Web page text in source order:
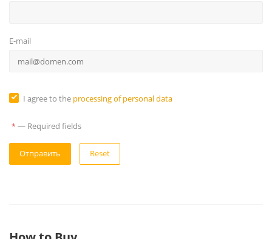
E-mail
I agree to the processing of personal data
* — Required fields
Reset